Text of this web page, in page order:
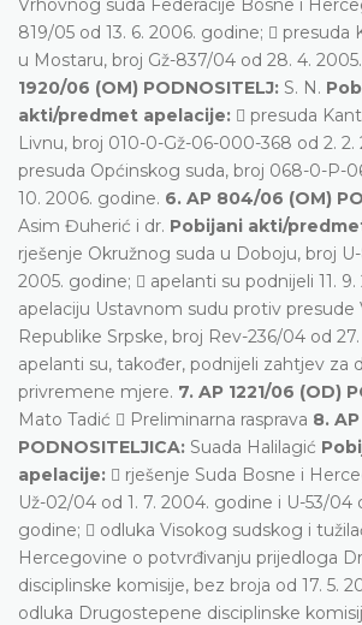
Vrhovnog suda Federacije Bosne i
819/05 od 13. 6. 2006. godine;  presuda
u Mostaru, broj Gž-837/04 od 28. 4.
1920/06 (OM) PODNOSITELJ: S. N.
akti/predmet apelacije:  presuda
Livnu, broj 010-0-Gž-06-000-368 od 2. 2.
presuda Općinskog suda, broj 068-0-P-
10. 2006. godine. 6. AP 804/06 (OM)
Asim Đuherić i dr. Pobijani akti/
rješenje Okružnog suda u Doboju, broj
2005. godine;  apelanti su podnijeli 11.
apelaciju Ustavnom sudu protiv presude
Republike Srpske, broj Rev-236/04 od
apelanti su, također, podnijeli zahtjev za
privremene mjere. 7. AP 1221/06 (OD)
Mato Tadić  Preliminarna rasprava 8.
PODNOSITELJICA: Suada Halilagić
apelacije:  rješenje Suda Bosne i
Už-02/04 od 1. 7. 2004. godine i U-53/04
godine;  odluka Visokog sudskog i
Hercegovine o potvrđivanju prijedloga
disciplinske komisije, bez broja od 17. 5.
odluka Drugostepene disciplinske